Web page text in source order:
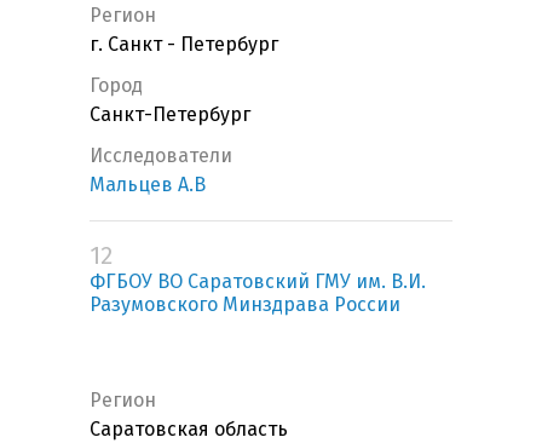
Регион
г. Санкт - Петербург
Город
Санкт-Петербург
Исследователи
Мальцев А.В
12
ФГБОУ ВО Саратовский ГМУ им. В.И.
Разумовского Минздрава России
Регион
Саратовская область